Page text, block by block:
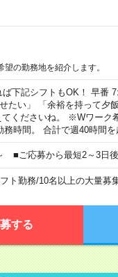
の勤務地を紹介します。
下記シフトもOK！ 早番
たい」 「余裕を持って夕
くださいね。 ※Wワーク
時間。 合計で週40時間を
■ご応募から最短2～3日
ト勤務/10名以上の大量募
する